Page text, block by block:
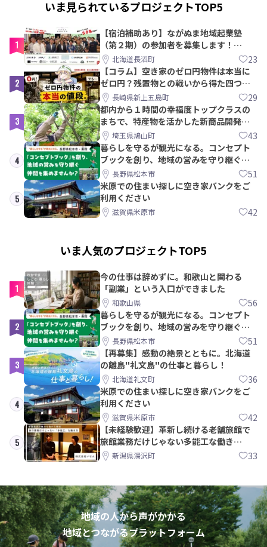
いま見られているプロジェクトTOP5
1
【宿泊補助あり】ながぬま地域起業塾
（第２期）の参加者を募集します！
【8/21〆】
北海道長沼町 23
2
【コラム】空き家のゼロ円物件は本当に
ゼロ円？残置物との戦いから得た四つの
教訓｜新上五島町
長崎県新上五島町 29
3
都内から１時間の幸福度トップクラスの
まちで、特産物を活かした新商品開発＆
PRメンバー募集！
埼玉県鳩山町 43
4
暮らしを守るが観光になる。コンセプト
ブックを創り、地域の営みを守り継ぐ仲
間を集めませんか？
長野県松本市 51
5
米原での住まい探しに空き家バンクをご
利用ください
滋賀県米原市 42
いま人気のプロジェクトTOP5
1
今の仕事は辞めずに。和歌山と関わる
「副業」という入口ができました
和歌山県 56
2
暮らしを守るが観光になる。コンセプト
ブックを創り、地域の営みを守り継ぐ仲
間を集めませんか？
長野県松本市 51
3
【再募集】感動の絶景とともに。北海道
の離島"礼文島"の仕事と暮らし！
北海道礼文町 36
4
米原での住まい探しに空き家バンクをご
利用ください
滋賀県米原市 42
5
【未経験歓迎】革新し続ける老舗旅館で
旅館業務だけじゃない多能工な働き
方。 株式会社いせん
新潟県湯沢町 33
地域の人から声がかかる
地域とつながるプラットフォーム